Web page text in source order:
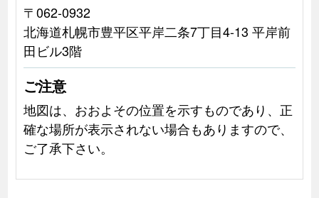
〒062-0932
北海道札幌市豊平区平岸二条7丁目4-13 平岸前
田ビル3階
ご注意
地図は、おおよその位置を示すものであり、正
確な場所が表示されない場合もありますので、
ご了承下さい。